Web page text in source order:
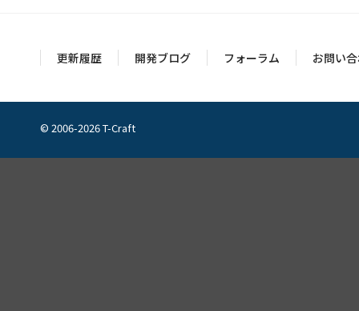
更新履歴 開発ブログ フォーラム お問い
© 2006-2026 T-Craft